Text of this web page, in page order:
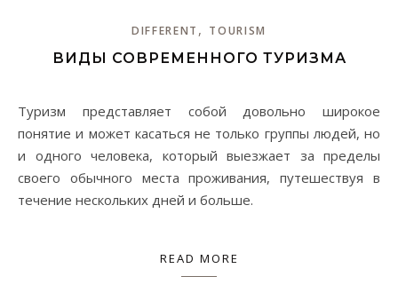
DIFFERENT , TOURISM
ВИДЫ СОВРЕМЕННОГО ТУРИЗМА
Туризм представляет собой довольно широкое
понятие и может касаться не только группы людей, но
и одного человека, который выезжает за пределы
своего обычного места проживания, путешествуя в
течение нескольких дней и больше.
READ MORE